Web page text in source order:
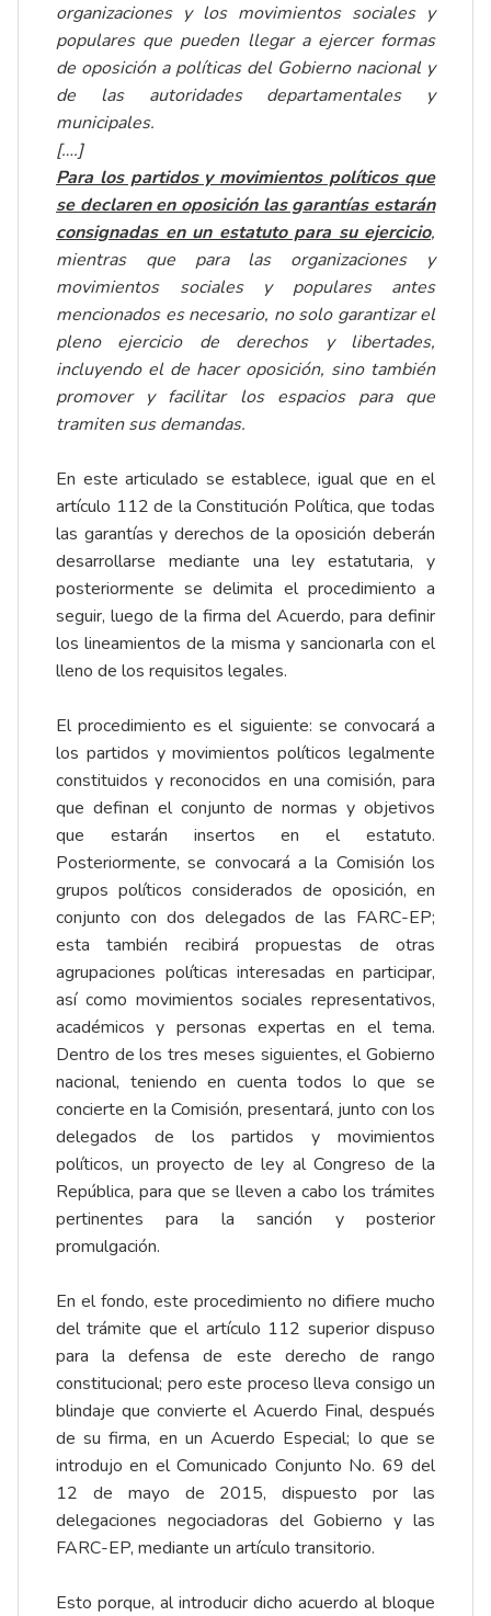
organizaciones y los movimientos sociales y
populares que pueden llegar a ejercer formas
de oposición a políticas del Gobierno nacional y
de las autoridades departamentales y
municipales.
[….]
Para los partidos y movimientos políticos que
se declaren en oposición las garantías estarán
consignadas en un estatuto para su ejercicio,
mientras que para las organizaciones y
movimientos sociales y populares antes
mencionados es necesario, no solo garantizar el
pleno ejercicio de derechos y libertades,
incluyendo el de hacer oposición, sino también
promover y facilitar los espacios para que
tramiten sus demandas.
En este articulado se establece, igual que en el
artículo 112 de la Constitución Política, que todas
las garantías y derechos de la oposición deberán
desarrollarse mediante una ley estatutaria, y
posteriormente se delimita el procedimiento a
seguir, luego de la firma del Acuerdo, para definir
los lineamientos de la misma y sancionarla con el
lleno de los requisitos legales.
El procedimiento es el siguiente: se convocará a
los partidos y movimientos políticos legalmente
constituidos y reconocidos en una comisión, para
que definan el conjunto de normas y objetivos
que estarán insertos en el estatuto.
Posteriormente, se convocará a la Comisión los
grupos políticos considerados de oposición, en
conjunto con dos delegados de las FARC-EP;
esta también recibirá propuestas de otras
agrupaciones políticas interesadas en participar,
así como movimientos sociales representativos,
académicos y personas expertas en el tema.
Dentro de los tres meses siguientes, el Gobierno
nacional, teniendo en cuenta todos lo que se
concierte en la Comisión, presentará, junto con los
delegados de los partidos y movimientos
políticos, un proyecto de ley al Congreso de la
República, para que se lleven a cabo los trámites
pertinentes para la sanción y posterior
promulgación.
En el fondo, este procedimiento no difiere mucho
del trámite que el artículo 112 superior dispuso
para la defensa de este derecho de rango
constitucional; pero este proceso lleva consigo un
blindaje que convierte el Acuerdo Final, después
de su firma, en un Acuerdo Especial; lo que se
introdujo en el Comunicado Conjunto No. 69 del
12 de mayo de 2015, dispuesto por las
delegaciones negociadoras del Gobierno y las
FARC-EP, mediante un artículo transitorio.
Esto porque, al introducir dicho acuerdo al bloque